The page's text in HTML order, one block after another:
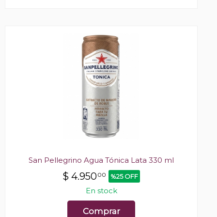
San Pellegrino Agua Tónica Lata 330 ml
$ 4.95000 %25 OFF
En stock
Comprar